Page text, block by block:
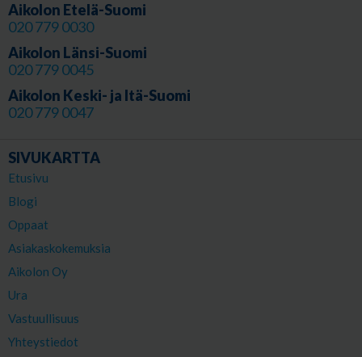
Aikolon Etelä-Suomi
020 779 0030
Aikolon Länsi-Suomi
020 779 0045
Aikolon Keski- ja Itä-Suomi
020 779 0047
SIVUKARTTA
Etusivu
Blogi
Oppaat
Asiakaskokemuksia
Aikolon Oy
Ura
Vastuullisuus
Yhteystiedot